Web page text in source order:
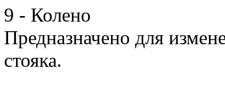
9 - Колено
Предназначено для
стояка.